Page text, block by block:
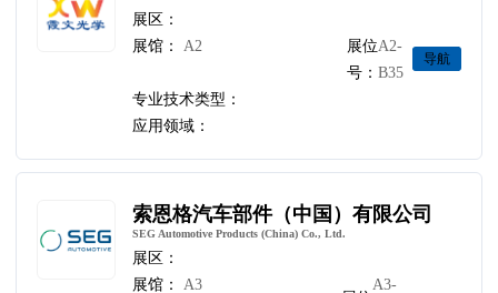
展区：
展馆：
A2
展位
号：
A2-
B35
导航
专业技术类型：
应用领域：
索恩格汽车部件（中国）有限公司
SEG Automotive Products (China) Co., Ltd.
展区：
展馆：
A3
A3-